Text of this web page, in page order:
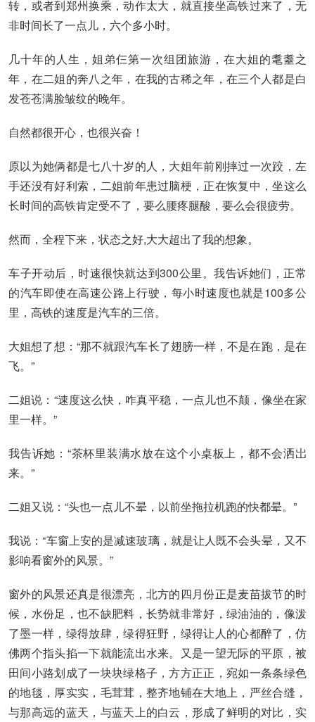
转，或者到郑州换乘，动作太大，就直接坐高铁过来了，无
非时间长了一点儿，六个多小时。
几十年的人生，姐弟仨第一次组团旅游，在大姐的耄耋之
年，在二姐的奔八之年，在我的古稀之年，在三个人都是白
发苍苍满脸皱纹的晚年。
自然都很开心，也很兴奋！
原以为她俩都是七八十岁的人，大姐年前刚摔过一次跤，左
手还没有好利索，二姐前年患过脑梗，正在恢复中，坐这么
长时间的高铁肯定受不了，要么腰疼腿酸，要么会很疲劳。
然而，全程下来，状态之好,大大超出了我的想象。
车子开动后，时速很快就达到300公里。我告诉她们，正常
的汽车即使在高速公路上行驶，每小时速度也就是100多公
里，高铁的速度是汽车的三倍。
大姐想了想：“那不就跟汽车长了翅膀一样，不是在跑，是在
飞。”
二姐说：“速度这么快，咋真平稳，一点儿也不颠，像坐在家
里一样。”
我告诉她：“茶杯里装满水放在这个小桌板上，都不会洒岀
来。”
二姐又说：“头也一点儿不晕，以前坐拖拉机跑的快都晕。”
我说：“车窗上安的是减速玻璃，就是让人既不会头晕，又不
影响看窗外的风景。”
窗外的风景还真是很漂亮，北方的四月份正是麦苗拔节的时
候，水份足，也不缺肥料，长势就非常好，绿油油的，像泼
了墨一样，绿得放肆，绿得狂野，绿得让人的心都醉了，仿
佛两个指头掐一下就能流出水来。又是一望无际的平原，被
田间小路划成了一块块绿格子，方方正正，宛如一条条绿色
的地毯，厚实实，毛茸茸，整齐地铺在大地上，严丝合缝，
与那高远的蓝天，与蓝天上的白云，形成了鲜明的对比，实